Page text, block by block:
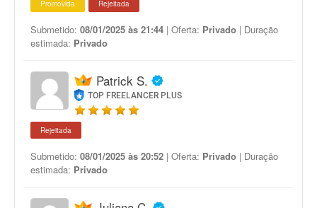
Promovida Rejeitada
Submetido: 08/01/2025 às 21:44 | Oferta: Privado | Duração
estimada: Privado
Patrick S.
TOP FREELANCER PLUS
Rejeitada
Submetido: 08/01/2025 às 20:52 | Oferta: Privado | Duração
estimada: Privado